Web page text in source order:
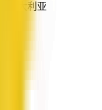
澳大利亚